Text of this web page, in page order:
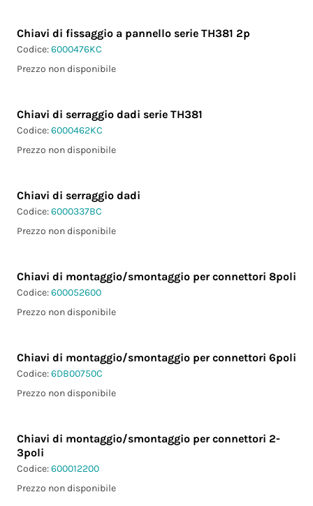
Chiavi di fissaggio a pannello serie TH381 2p
Codice:6000476KC
Prezzo non disponibile
Chiavi di serraggio dadi serie TH381
Codice:6000462KC
Prezzo non disponibile
Chiavi di serraggio dadi
Codice:6000337BC
Prezzo non disponibile
Chiavi di montaggio/smontaggio per connettori 8poli
Codice:600052600
Prezzo non disponibile
Chiavi di montaggio/smontaggio per connettori 6poli
Codice:6DB00750C
Prezzo non disponibile
Chiavi di montaggio/smontaggio per connettori 2-
3poli
Codice:600012200
Prezzo non disponibile